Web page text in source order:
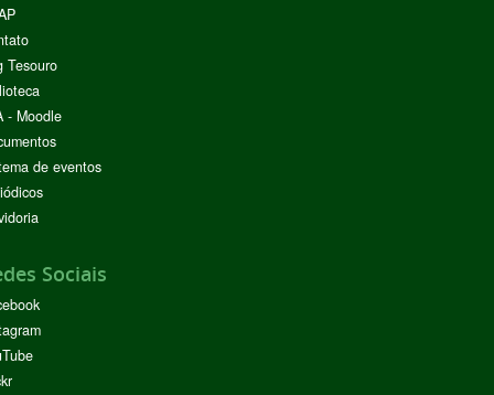
Tesouro
- Moodle
de eventos
Sociais